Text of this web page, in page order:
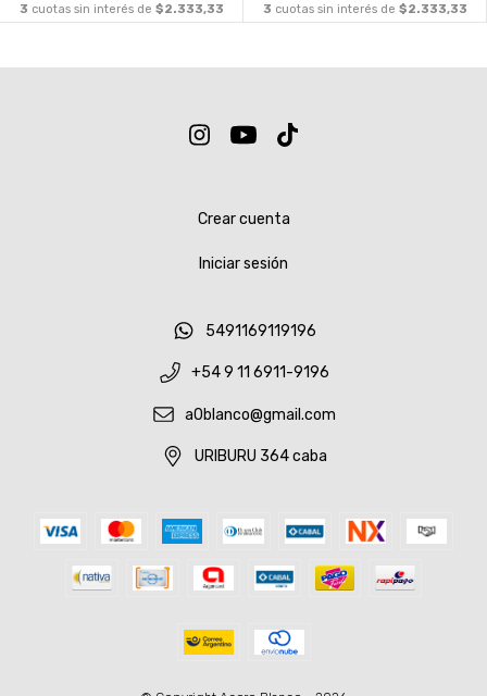
3 cuotas sin interés de $2.333,33 3 cuotas sin interés de $2.333,33
Crear cuenta
Iniciar sesión
5491169119196
+54 9 11 6911-9196
a0blanco@gmail.com
URIBURU 364 caba